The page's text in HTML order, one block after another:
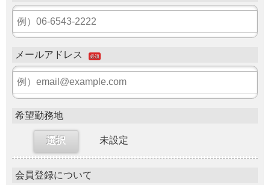
メールアドレス 必須
希望勤務地
選択 未設定
会員登録について